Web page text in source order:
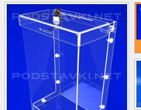
Новинки !!!
Різні підставки
Гірки та подіуми
Під канцтовари
Ящики з акрилу
Гірки для гель-лаку
Під морозиво